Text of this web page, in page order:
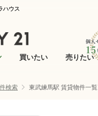
ハウス
買いたい 売りたい
検索 東武練馬駅 賃貸物件一覧